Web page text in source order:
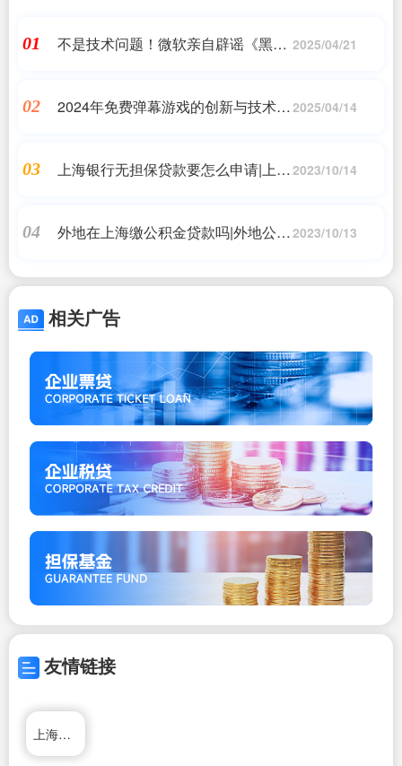
01
不是技术问题！微软亲自辟谣《黑神 2025/04/21
02
2024年免费弹幕游戏的创新与技术突 2025/04/14
03
上海银行无担保贷款要怎么申请|上海 2023/10/14
04
外地在上海缴公积金贷款吗|外地公积 2023/10/13
相关广告
友情链接
上海杰一阀门有限公司